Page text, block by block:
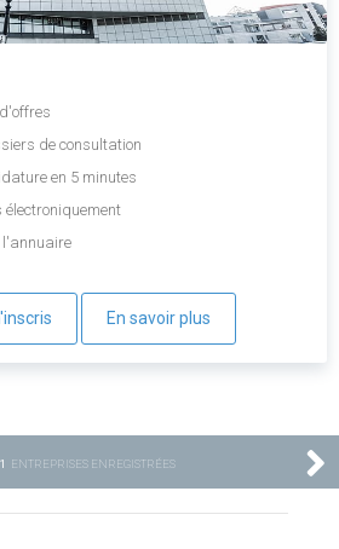
de consultation
en 5 minutes
électroniquement
l'annuaire
En savoir plus
ENTREPRISES ENREGISTRÉES